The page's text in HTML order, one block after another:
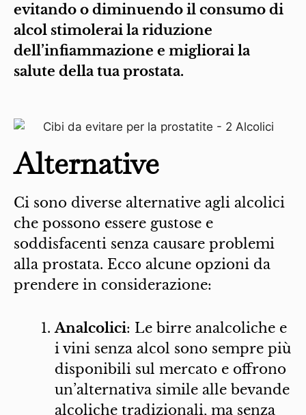
evitando o diminuendo il consumo di
alcol stimolerai la riduzione
dell’infiammazione e migliorai la
salute della tua prostata.
Alternative
Ci sono diverse alternative agli alcolici
che possono essere gustose e
soddisfacenti senza causare problemi
alla prostata. Ecco alcune opzioni da
prendere in considerazione:
Analcolici: Le birre analcoliche e
i vini senza alcol sono sempre più
disponibili sul mercato e offrono
un’alternativa simile alle bevande
alcoliche tradizionali, ma senza